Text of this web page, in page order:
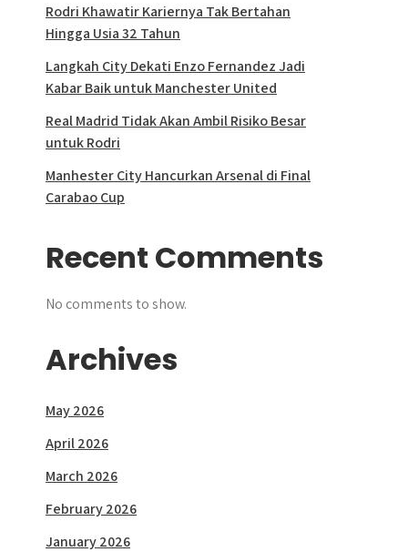
Rodri Khawatir Kariernya Tak Bertahan
Hingga Usia 32 Tahun
Langkah City Dekati Enzo Fernandez Jadi
Kabar Baik untuk Manchester United
Real Madrid Tidak Akan Ambil Risiko Besar
untuk Rodri
Manhester City Hancurkan Arsenal di Final
Carabao Cup
Recent Comments
No comments to show.
Archives
May 2026
April 2026
March 2026
February 2026
January 2026